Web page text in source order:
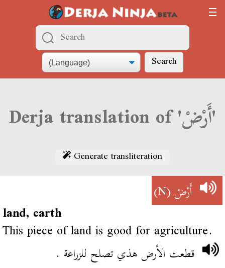
Search
Derja translation of 'أَرْضْ'
Generate transliteration
أَرْضْ(N)
land, earth
This piece of land is good for agriculture.
قطعت الأرض هذي تصلح للزراعة .